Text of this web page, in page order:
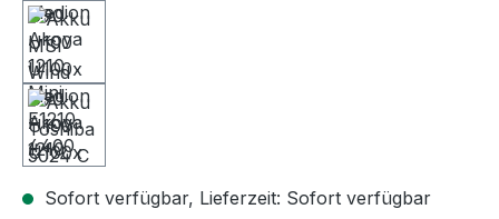
Sofort verfügbar, Lieferzeit: Sofort verfügbar